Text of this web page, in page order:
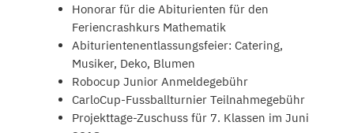
Honorar für die Abiturienten für den
Feriencrashkurs Mathematik
Abiturientenentlassungsfeier: Catering,
Musiker, Deko, Blumen
Robocup Junior Anmeldegebühr
CarloCup-Fussballturnier Teilnahmegebühr
Projekttage-Zuschuss für 7. Klassen im Juni